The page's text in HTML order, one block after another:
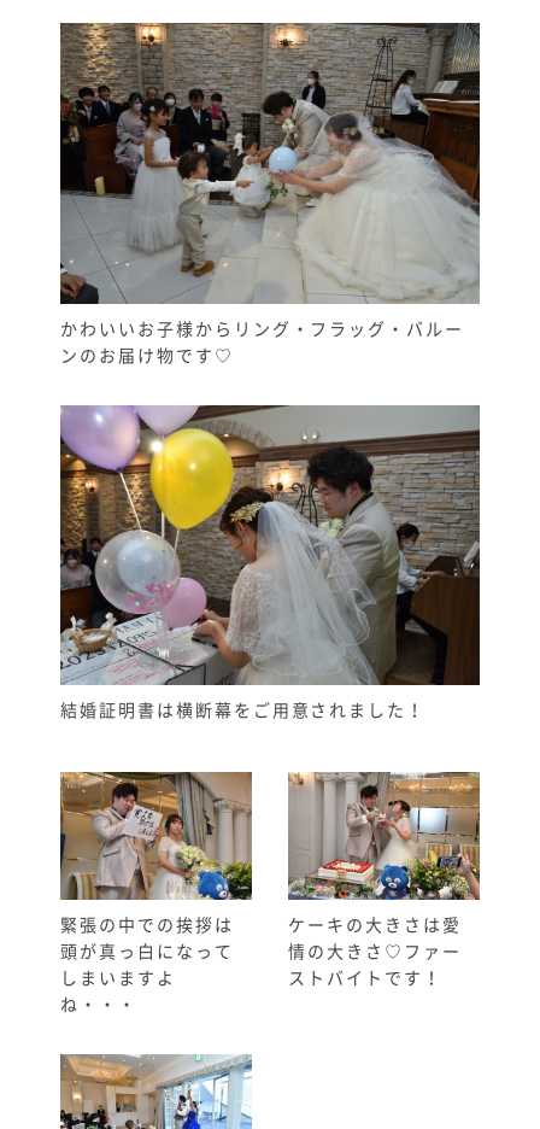
かわいいお子様からリング・フラッグ・バルー
ンのお届け物です♡
結婚証明書は横断幕をご用意されました！
緊張の中での挨拶は
頭が真っ白になって
しまいますよ
ね・・・
ケーキの大きさは愛
情の大きさ♡ファー
ストバイトです！